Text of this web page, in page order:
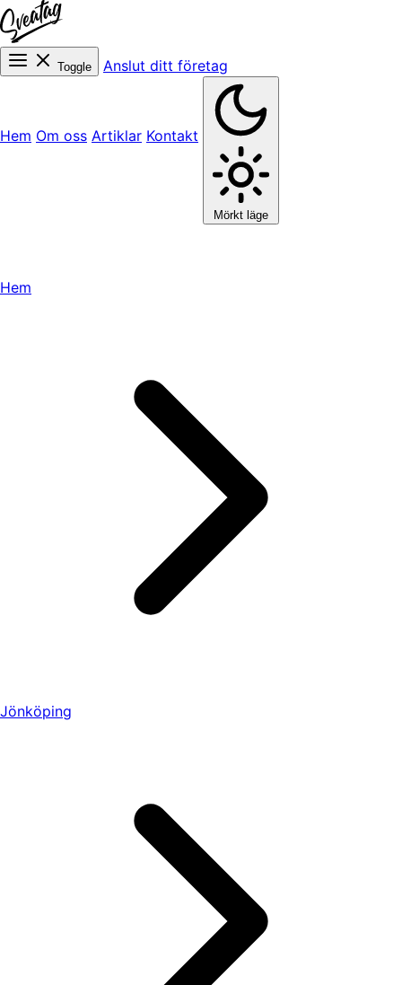
Toggle Anslut ditt företag
Hem Om oss Artiklar Kontakt
Mörkt läge
Hem
Jönköping